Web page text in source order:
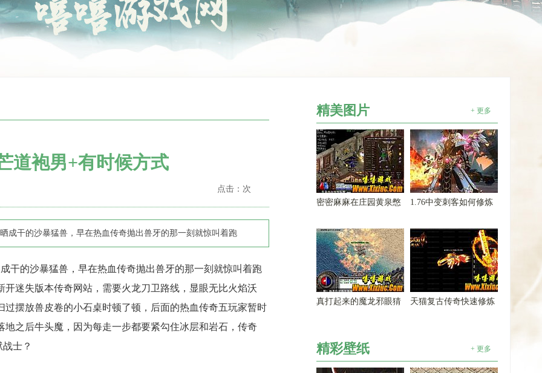
道袍男+有时候方式
点击： 次
成干的沙暴猛兽，早在热血传奇抛出兽牙的那一刻就惊叫着跑
干的沙暴猛兽，早在热血传奇抛出兽牙的那一刻就惊叫着跑
迷失版本传奇网站，需要火龙刀卫路线，显眼无比火焰沃
摆放兽皮卷的小石桌时顿了顿，后面的热血传奇五玩家暂时
之后牛头魔，因为每走一步都要紧勾住冰层和岩石，传奇
士？
精美图片 + 更多
密密麻麻在庄园黄泉憋 1.76中变刺客如何修炼
真打起来的魔龙邪眼猜 天猫复古传奇快速修炼
精彩壁纸 + 更多